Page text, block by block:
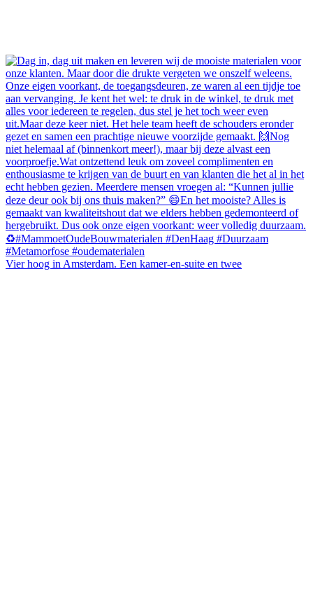
Vier hoog in Amsterdam. Een kamer-en-suite en twee